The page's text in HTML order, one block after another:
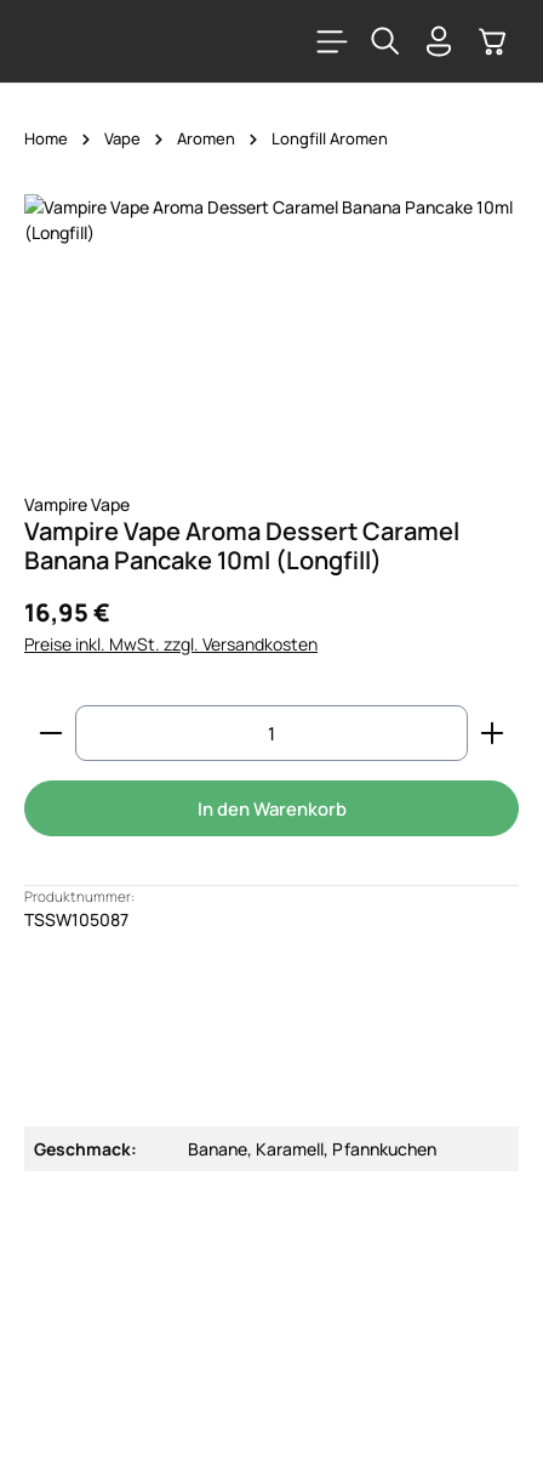
Home Vape Aromen Longfill Aromen
Bildergalerie überspringen
Vampire Vape
Vampire Vape Aroma Dessert Caramel
Banana Pancake 10ml (Longfill)
16,95 €
Preise inkl. MwSt. zzgl. Versandkosten
Produkt Anzahl: Gib den gewünschten Wert
In den Warenkorb
Produktnummer:
TSSW105087
Geschmack: Banane, Karamell, Pfannkuchen